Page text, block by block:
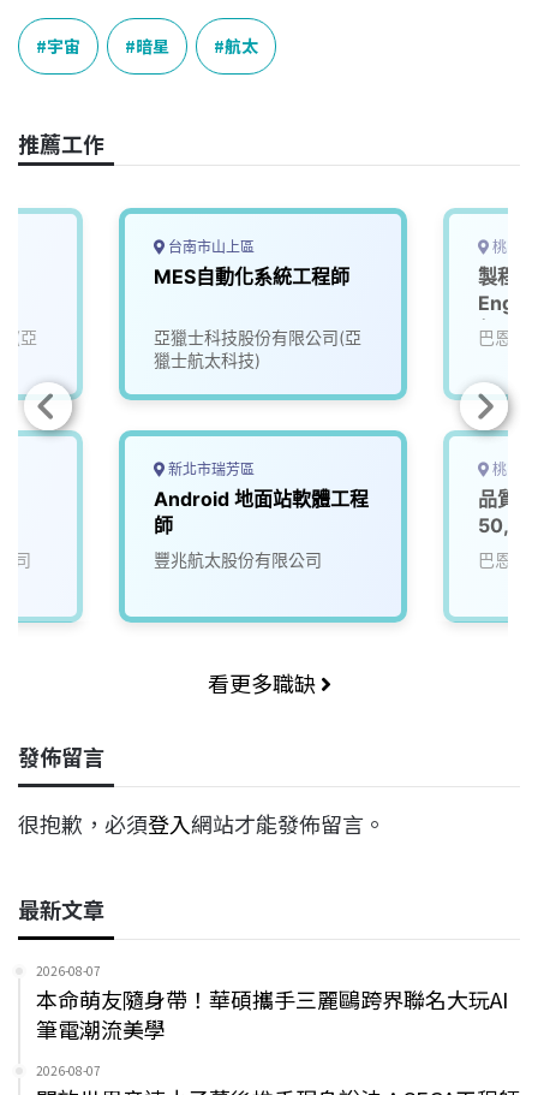
c
e
b
o
k
e
e
a
n
k
e
n
p
L
k
宇宙 暗星 航太
推薦工作
(亞
司
台南市山上區
MES自動化系統工程師
亞獵士科技股份有限公司(亞
獵士航太科技)
新北市瑞芳區
Android 地面站軟體工程
師
豐兆航太股份有限公司
桃園
製程
起，
巴恩斯
桃園
品質
巴恩斯
看更多職缺
發佈留言
很抱歉，必須登入網站才能發佈留言。
最新文章
2026-08-07
本命萌友隨身帶！華碩攜手三麗鷗跨界聯名大玩AI
筆電潮流美學
2026-08-07